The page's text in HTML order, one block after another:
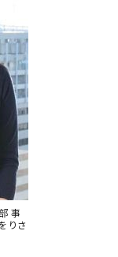
事
りさ